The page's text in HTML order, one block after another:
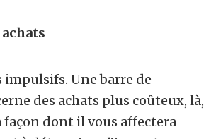
impulsifs. Une barre de
des achats plus coûteux, là,
façon dont il vous affectera